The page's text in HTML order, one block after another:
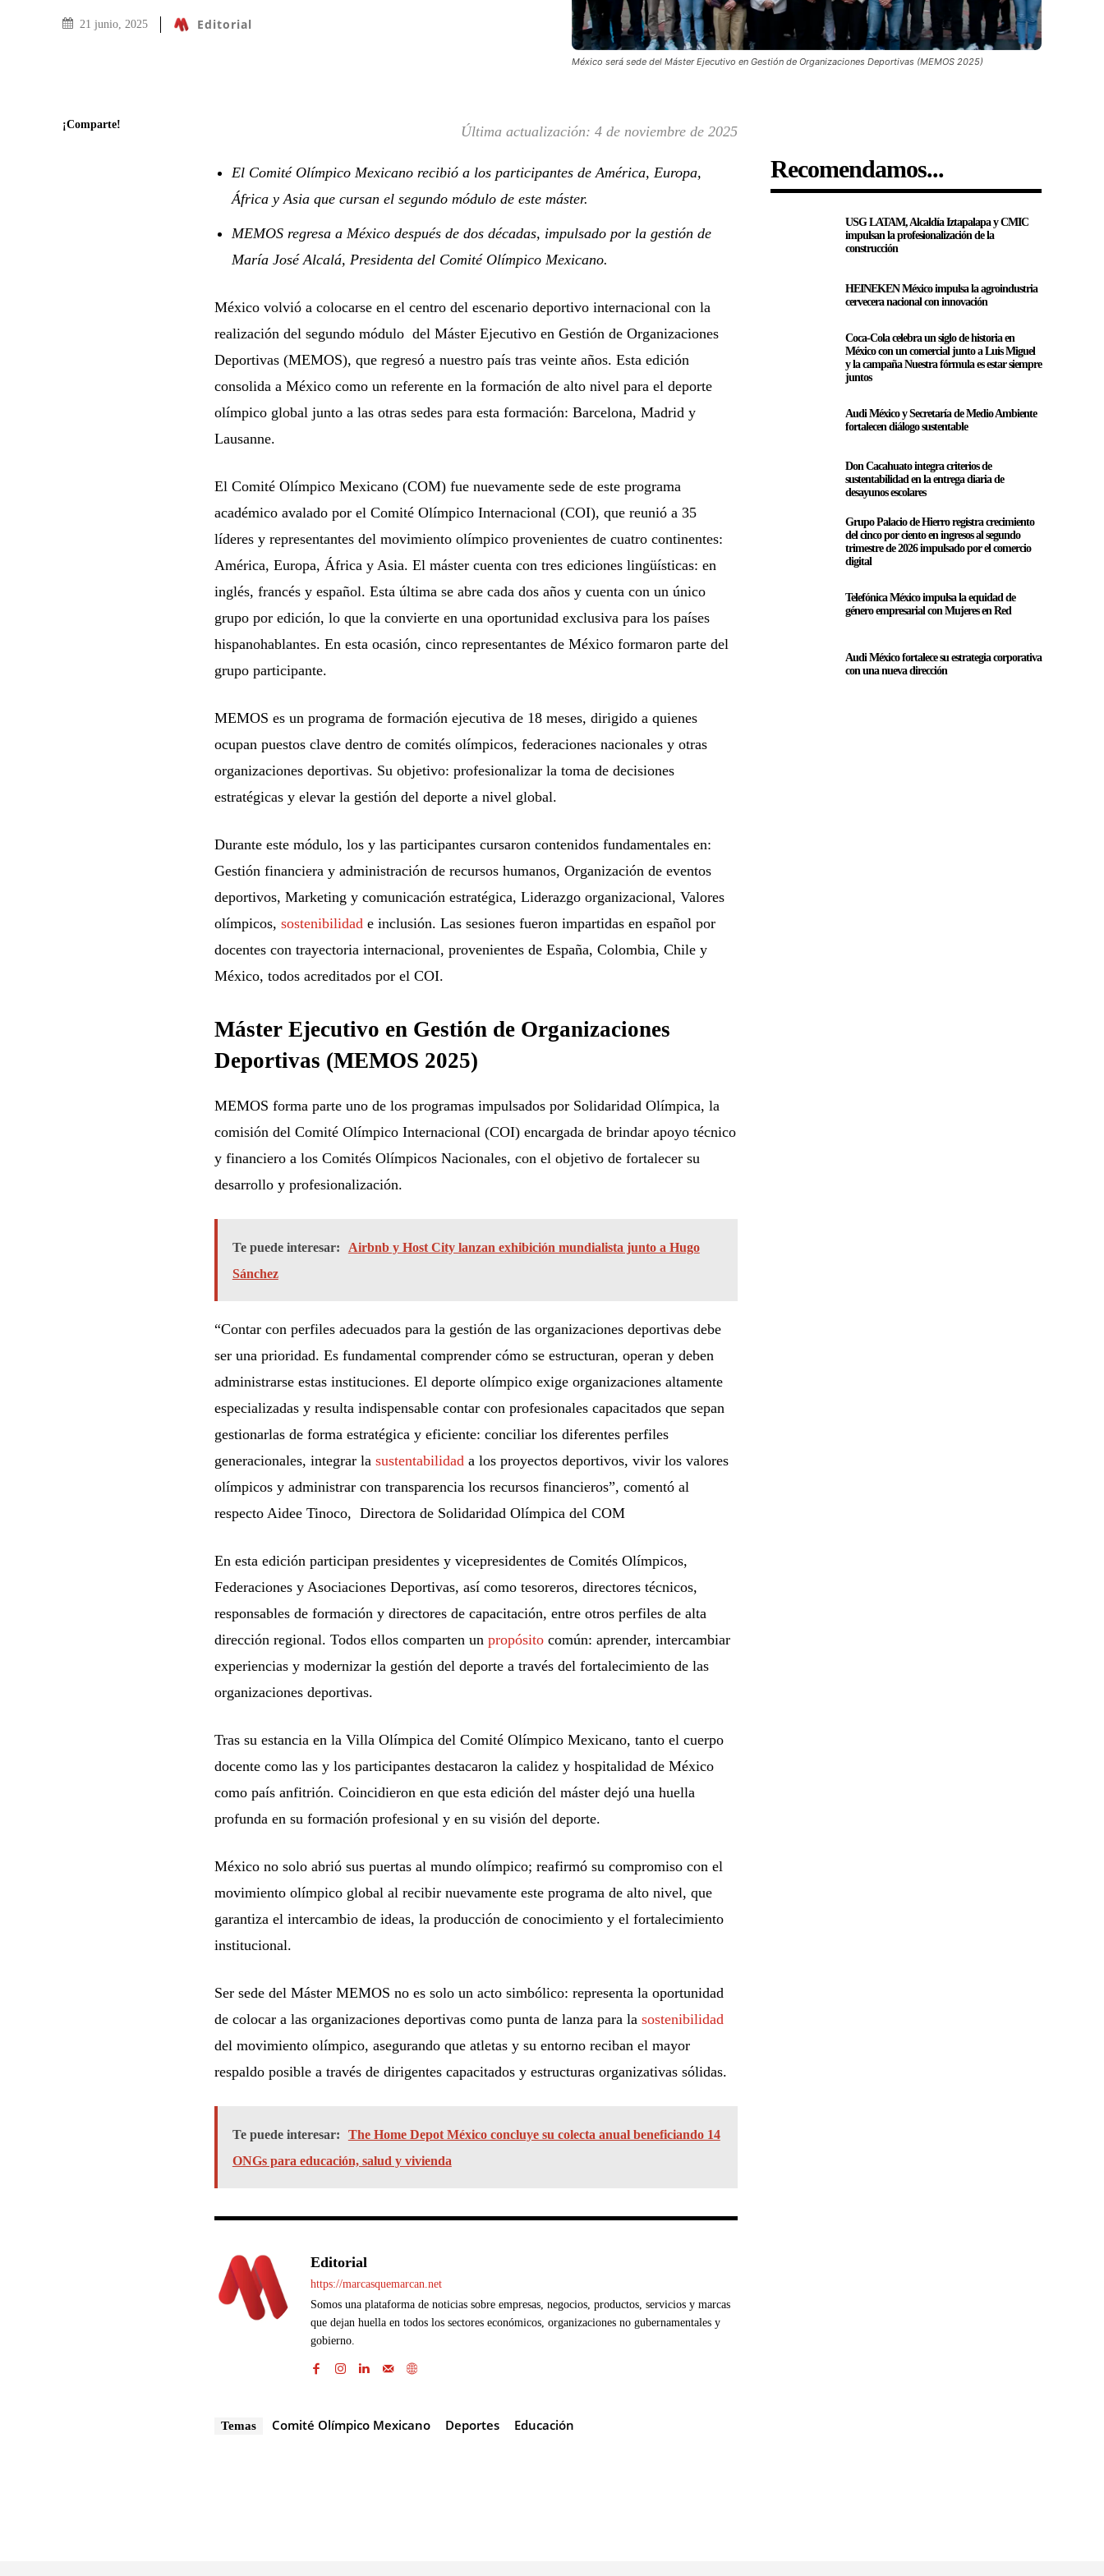
21 junio, 2025 Editorial
México será sede del Máster Ejecutivo en Gestión de Organizaciones Deportivas (MEMOS 2025)
¡Comparte! Última actualización:4 de noviembre de 2025
El Comité Olímpico Mexicano recibió a los participantes de América, Europa,
África y Asia que cursan el segundo módulo de este máster.
MEMOS regresa a México después de dos décadas, impulsado por la gestión de
María José Alcalá, Presidenta del Comité Olímpico Mexicano.
México volvió a colocarse en el centro del escenario deportivo internacional con la
realización del segundo módulo del Máster Ejecutivo en Gestión de Organizaciones
Deportivas (MEMOS), que regresó a nuestro país tras veinte años. Esta edición
consolida a México como un referente en la formación de alto nivel para el deporte
olímpico global junto a las otras sedes para esta formación: Barcelona, Madrid y
Lausanne.
El Comité Olímpico Mexicano (COM) fue nuevamente sede de este programa
académico avalado por el Comité Olímpico Internacional (COI), que reunió a 35
líderes y representantes del movimiento olímpico provenientes de cuatro continentes:
América, Europa, África y Asia. El máster cuenta con tres ediciones lingüísticas: en
inglés, francés y español. Esta última se abre cada dos años y cuenta con un único
grupo por edición, lo que la convierte en una oportunidad exclusiva para los países
hispanohablantes. En esta ocasión, cinco representantes de México formaron parte del
grupo participante.
MEMOS es un programa de formación ejecutiva de 18 meses, dirigido a quienes
ocupan puestos clave dentro de comités olímpicos, federaciones nacionales y otras
organizaciones deportivas. Su objetivo: profesionalizar la toma de decisiones
estratégicas y elevar la gestión del deporte a nivel global.
Durante este módulo, los y las participantes cursaron contenidos fundamentales en:
Gestión financiera y administración de recursos humanos, Organización de eventos
deportivos, Marketing y comunicación estratégica, Liderazgo organizacional, Valores
olímpicos, sostenibilidad e inclusión. Las sesiones fueron impartidas en español por
docentes con trayectoria internacional, provenientes de España, Colombia, Chile y
México, todos acreditados por el COI.
Máster Ejecutivo en Gestión de Organizaciones
Deportivas (MEMOS 2025)
MEMOS forma parte uno de los programas impulsados por Solidaridad Olímpica, la
comisión del Comité Olímpico Internacional (COI) encargada de brindar apoyo técnico
y financiero a los Comités Olímpicos Nacionales, con el objetivo de fortalecer su
desarrollo y profesionalización.
Te puede interesar:
Airbnb y Host City lanzan exhibición mundialista junto a Hugo
Sánchez
“Contar con perfiles adecuados para la gestión de las organizaciones deportivas debe
ser una prioridad. Es fundamental comprender cómo se estructuran, operan y deben
administrarse estas instituciones. El deporte olímpico exige organizaciones altamente
especializadas y resulta indispensable contar con profesionales capacitados que sepan
gestionarlas de forma estratégica y eficiente: conciliar los diferentes perfiles
generacionales, integrar la sustentabilidad a los proyectos deportivos, vivir los valores
olímpicos y administrar con transparencia los recursos financieros”, comentó al
respecto Aidee Tinoco, Directora de Solidaridad Olímpica del COM
En esta edición participan presidentes y vicepresidentes de Comités Olímpicos,
Federaciones y Asociaciones Deportivas, así como tesoreros, directores técnicos,
responsables de formación y directores de capacitación, entre otros perfiles de alta
dirección regional. Todos ellos comparten un propósitocomún: aprender, intercambiar
experiencias y modernizar la gestión del deporte a través del fortalecimiento de las
organizaciones deportivas.
Tras su estancia en la Villa Olímpica del Comité Olímpico Mexicano, tanto el cuerpo
docente como las y los participantes destacaron la calidez y hospitalidad de México
como país anfitrión. Coincidieron en que esta edición del máster dejó una huella
profunda en su formación profesional y en su visión del deporte.
México no solo abrió sus puertas al mundo olímpico; reafirmó su compromiso con el
movimiento olímpico global al recibir nuevamente este programa de alto nivel, que
garantiza el intercambio de ideas, la producción de conocimiento y el fortalecimiento
institucional.
Ser sede del Máster MEMOS no es solo un acto simbólico: representa la oportunidad
de colocar a las organizaciones deportivas como punta de lanza para la sostenibilidad
del movimiento olímpico, asegurando que atletas y su entorno reciban el mayor
respaldo posible a través de dirigentes capacitados y estructuras organizativas sólidas.
Te puede interesar:
The Home Depot México concluye su colecta anual beneficiando 14
ONGs para educación, salud y vivienda
Editorial
https://marcasquemarcan.net
Somos una plataforma de noticias sobre empresas, negocios, productos, servicios y marcas
que dejan huella en todos los sectores económicos, organizaciones no gubernamentales y
gobierno.
Temas Comité Olímpico Mexicano Deportes Educación
Recomendamos...
USG LATAM, Alcaldía Iztapalapa y CMIC
impulsan la profesionalización de la
construcción
HEINEKEN México impulsa la agroindustria
cervecera nacional con innovación
Coca-Cola celebra un siglo de historia en
México con un comercial junto a Luis Miguel
y la campaña Nuestra fórmula es estar siempre
juntos
Audi México y Secretaría de Medio Ambiente
fortalecen diálogo sustentable
Don Cacahuato integra criterios de
sustentabilidad en la entrega diaria de
desayunos escolares
Grupo Palacio de Hierro registra crecimiento
del cinco por ciento en ingresos al segundo
trimestre de 2026 impulsado por el comercio
digital
Telefónica México impulsa la equidad de
género empresarial con Mujeres en Red
Audi México fortalece su estrategia corporativa
con una nueva dirección